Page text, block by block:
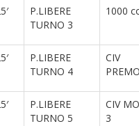
P.LIBERE
TURNO 3
1000
P.LIBERE
TURNO 4
CIV
P.LIBERE
TURNO 5
CIV
3